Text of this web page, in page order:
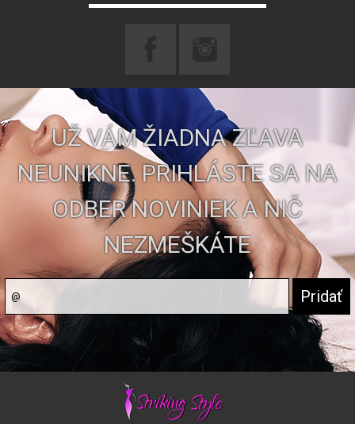
UŽ VÁM ŽIADNA ZĽAVA
NEUNIKNE. PRIHLÁSTE SA NA
ODBER NOVINIEK A NIČ
NEZMEŠKÁTE